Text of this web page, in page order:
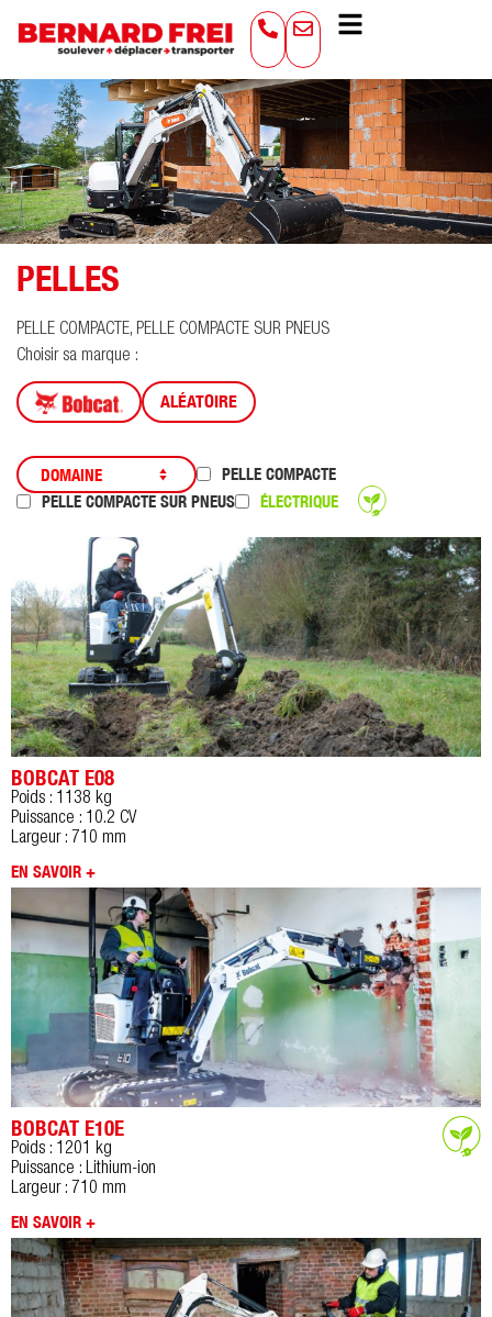
PELLES
PELLE COMPACTE, PELLE COMPACTE SUR PNEUS
Choisir sa marque :
ALÉATOIRE
PELLE COMPACTE
PELLE COMPACTE SUR PNEUS
ÉLECTRIQUE
BOBCAT E08
Poids : 1138 kg
Puissance : 10.2 CV
Largeur : 710 mm
EN SAVOIR +
BOBCAT E10E
Poids : 1201 kg
Puissance : Lithium-ion
Largeur : 710 mm
EN SAVOIR +